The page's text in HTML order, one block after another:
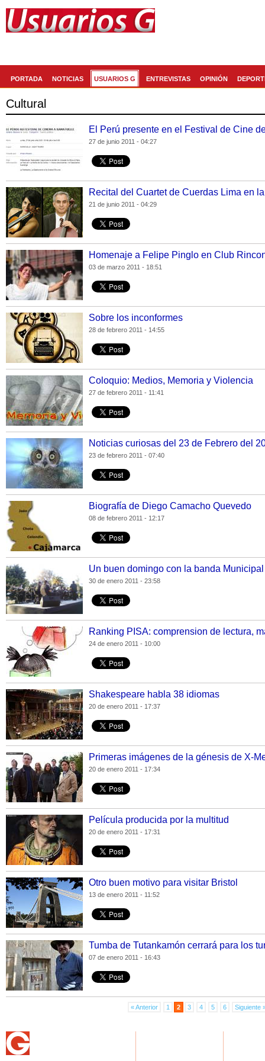
PORTADA NOTICIAS USUARIOS G ENTREVISTAS OPINIÓN
Cultural
El Perú presente en el Festival de Cine
27 de junio 2011 - 04:27
Recital del Cuartet de Cuerdas Lima en
21 de junio 2011 - 04:29
Homenaje a Felipe Pinglo en Club
03 de marzo 2011 - 18:51
Sobre los inconformes
28 de febrero 2011 - 14:55
Coloquio: Medios, Memoria y Violencia
27 de febrero 2011 - 11:41
Noticias curiosas del 23 de Febrero del
23 de febrero 2011 - 07:40
Biografía de Diego Camacho Quevedo
08 de febrero 2011 - 12:17
Un buen domingo con la banda
30 de enero 2011 - 23:58
Ranking PISA: comprension de lectura,
24 de enero 2011 - 10:00
Shakespeare habla 38 idiomas
20 de enero 2011 - 17:37
Primeras imágenes de la génesis de X-
20 de enero 2011 - 17:34
Película producida por la multitud
20 de enero 2011 - 17:31
Otro buen motivo para visitar Bristol
13 de enero 2011 - 11:52
Tumba de Tutankamón cerrará para los
07 de enero 2011 - 16:43
« Anterior 1 2 3 4 5 6 Siguiente